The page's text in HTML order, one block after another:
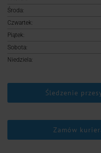
Środa:
Czwartek:
Piątek:
Sobota:
Niedziela:
Śledzenie
Zamów